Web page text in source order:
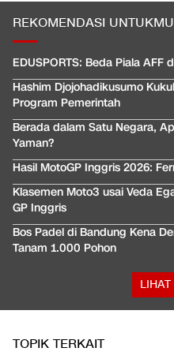
REKOMENDASI UNTUKMU
EDUSPORTS: Beda Piala AFF
Hashim Djojohadikusumo
Program Pemerintah
Berada dalam Satu Negara,
Yaman?
Hasil MotoGP Inggris 2026:
Klasemen Moto3 usai Veda
GP Inggris
Bos Padel di Bandung Kena
Tanam 1.000 Pohon
TOPIK TERKAIT